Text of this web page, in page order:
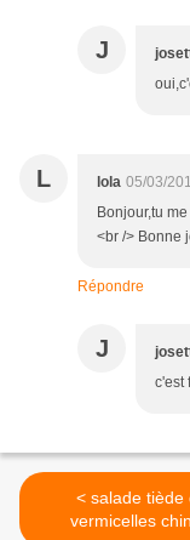
J
L lola 05/03/
Bonjour,tu
<br /> Bonne
Répondre
J
c'est
< salade tiède de
vermicelles